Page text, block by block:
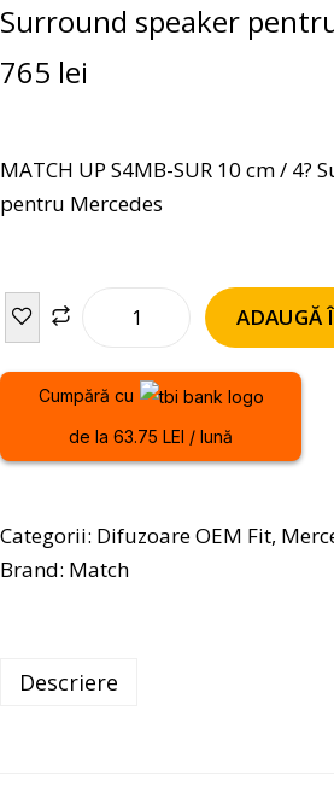
Surround speaker
765 lei
MATCH UP S4MB-SUR 10 cm / 4?
pentru Mercedes
ADAUGĂ
Cumpără cu
de la 63.75 LEI / lună
Categorii: Difuzoare OEM Fit,
Brand: Match
Descriere